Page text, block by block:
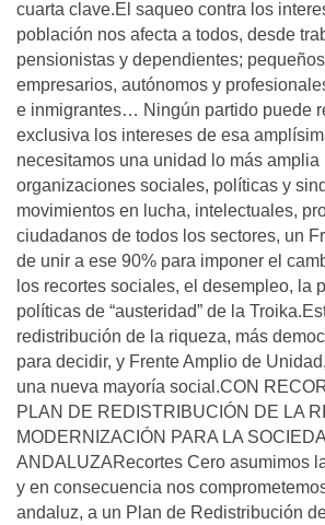
cuarta clave.El saqueo contra los
población nos afecta a todos, desde
pensionistas y dependientes;
empresarios, autónomos y
e inmigrantes… Ningún partido puede
exclusiva los intereses de esa
necesitamos una unidad lo más amplia
organizaciones sociales, políticas y
movimientos en lucha, intelectuales,
ciudadanos de todos los sectores, un
de unir a ese 90% para imponer el
los recortes sociales, el desempleo, la
políticas de “austeridad” de la
redistribución de la riqueza, más
para decidir, y Frente Amplio de
una nueva mayoría social.CON
PLAN DE REDISTRIBUCIÓN DE LA
MODERNIZACIÓN PARA LA
ANDALUZARecortes Cero asumimos
y en consecuencia nos
andaluz, a un Plan de Redistribución